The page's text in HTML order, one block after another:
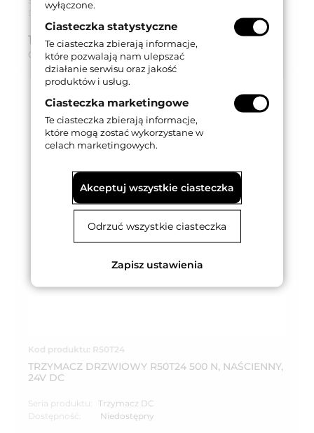
Dostępność:
184,50 złbrutto (z VAT 23%)
Cena za: szt.
Kod produktu: R50T24
TRZYMACZ DRZWIOWY R50T24 500 N, NAŚCIENNY,
24V DC
Seria produktu:
Trzymacz DC
Dostępność:
Niedostępny
wyłączone.
Ciasteczka statystyczne
Te ciasteczka zbierają informacje,
które pozwalają nam ulepszać
działanie serwisu oraz jakość
produktów i usług.
Ciasteczka marketingowe
Te ciasteczka zbierają informacje,
które mogą zostać wykorzystane w
celach marketingowych.
Akceptuj wszystkie ciasteczka
Odrzuć wszystkie ciasteczka
Zapisz ustawienia